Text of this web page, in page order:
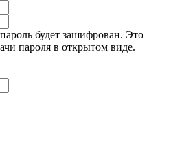
будет зашифрован. Это
пароля в открытом виде.